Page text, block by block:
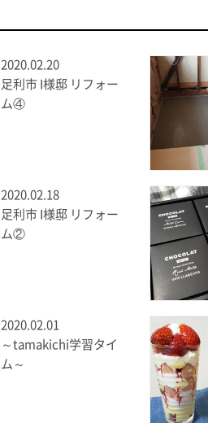
2020.02.20
足利市 I様邸 リフォー
ム④
2020.02.18
足利市 I様邸 リフォー
ム②
2020.02.01
～tamakichi学習タイ
ム～